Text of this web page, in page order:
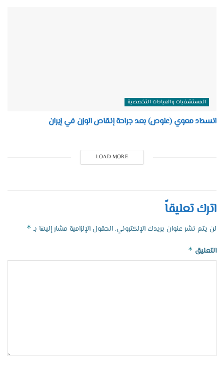
المستشفيات والعيادات التخصصية
انسداد معوي (علوص) بعد جراحة إنقاص الوزن في إيران
LOAD MORE
اترك تعليقاً
لن يتم نشر عنوان بريدك الإلكتروني.الحقول الإلزامية مشار إليها بـ *
التعليق *